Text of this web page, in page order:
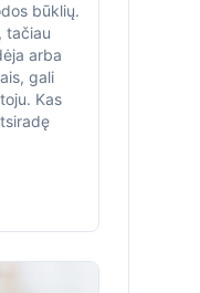
būklių.
tačiau
arba
gali
Kas